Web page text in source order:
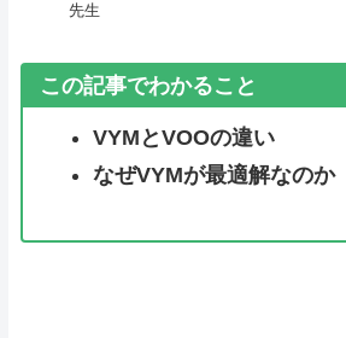
先生
この記事でわかること
VYMとVOOの違い
なぜVYMが最適解なのか